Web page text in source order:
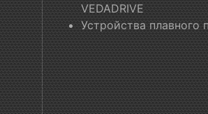
VEDADRIVE
Устройства плавного